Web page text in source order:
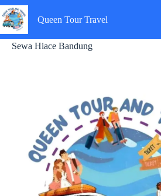
Skip
to
content
Queen Tour Travel
Sewa Hiace Bandung